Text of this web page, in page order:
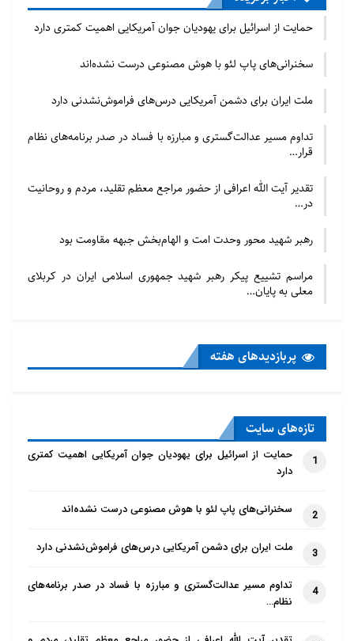
مشاوره او استفاده کرده‌اند. حمدان می‌گوید: گاهی اوقات
(مشاوره) فقط یک مکالمه است که یک یا دو ساعت طول
می‌کشد، در موارد دیگر ممکن است این کار به اندازه دو یا
سه قرار ملاقات طول بکشد. در موارد معدودی، او نیاز دارد
که مشاوره طرفین را از طریق فرآیند طولانی‌تری طی کند.
مشاور امور اسلامی تأکید کرد: بحث به معنی ارائه راه
حل‌های آماده نیست، بلکه توصیه‌هایی برای اقدام است.
حمدان نظرات متفاوت در مورد ساختن مساجد در آلمان
درک می‌کند. در حالی که برخی آن را بخشی از یک فرآیند
«اسلامی‌سازی» می‌دانند، برخی دیگر، مساجدی را که
پارک‌های صنعتی ساخته می‌شوند و در معرض دید عموم
قرار می‌گیرند، به عنوان نشانه‌ای از جامعه بازتر و جهانی‌تر
یکی از مواردی که حمدان در مورد آن توصیه کرد مربوط به
یک شهر ۸ هزار نفری بود که شورای محلی آن در نهایت
ساخت یک مناره را رد کرد. حمدان گفت که حداقل این
ادامه دهند.
پرداختن به پرسش‌های انتقادی
درباره گروه‌های اسلامی
او همچنین مقامات محلی را در مورد گروه‌های اسلامی که
حمایت از اسرائیل برای یهودیان جوان آمریکایی اهمیت کمتری دارد
سخنرانی‌های پاپ لئو با هوش مصنوعی درست نشده‌اند
ملت ایران برای دشمن آمریکایی درس‌های فراموش‌نشدنی دارد
تداوم مسیر عدالت‌گستری و مبارزه با فساد در صدر برنامه‌های نظام
قرار…
تقدیر آیت الله اعرافی از حضور مراجع معظم تقلید، مردم و روحانیت
در…
رهبر شهید محور وحدت امت و الهام‌بخش جبهه مقاومت بود
مراسم تشییع پیکر رهبر شهید جمهوری اسلامی ایران در کربلای
معلی به پایان…
پربازدید‌های هفته
تازه‌‌های سایت
1
حمایت از اسرائیل برای یهودیان جوان آمریکایی اهمیت کمتری
دارد
2 سخنرانی‌های پاپ لئو با هوش مصنوعی درست نشده‌اند
3 ملت ایران برای دشمن آمریکایی درس‌های فراموش‌نشدنی دارد
4
تداوم مسیر عدالت‌گستری و مبارزه با فساد در صدر برنامه‌های
نظام…